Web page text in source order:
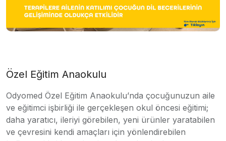
Özel Eğitim Anaokulu
Odyomed Özel Eğitim Anaokulu’nda çocuğunuzun aile
ve eğitimci işbirliği ile gerçekleşen okul öncesi eğitimi;
daha yaratıcı, ileriyi görebilen, yeni ürünler yaratabilen
ve çevresini kendi amaçları için yönlendirebilen